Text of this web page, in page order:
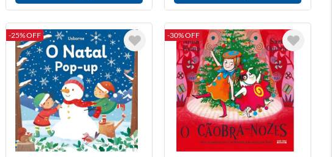
-25% OFF -30% OFF